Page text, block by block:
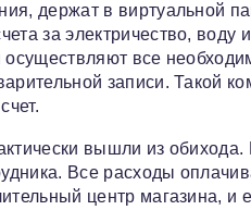
держат в виртуальной
за электричество,
все
записи. Такой
вышли из
Все расходы
центр магазина,